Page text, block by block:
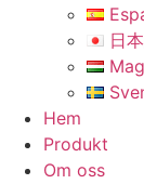
日
Hem
Produkt
Om oss